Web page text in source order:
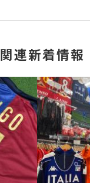
関連新着情報